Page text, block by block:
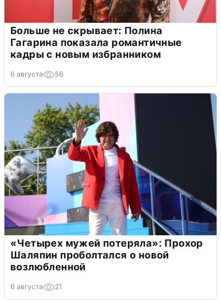
Больше не скрывает: Полина
Гагарина показала романтичные
кадры с новым избранником
6 августа 56
«Четырех мужей потеряла»: Прохор
Шаляпин проболтался о новой
возлюбленной
6 августа 21